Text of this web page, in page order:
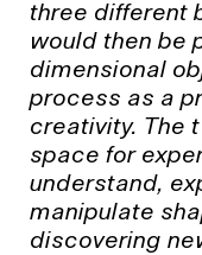
three different
would then be
dimensional
process as a
creativity. The
space for
understand,
manipulate
discovering